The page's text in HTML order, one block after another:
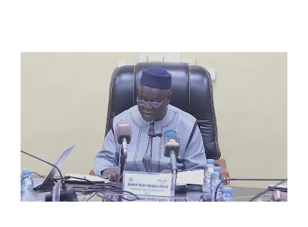
À propos de nous
Réglementions
E-services
Contactez nous